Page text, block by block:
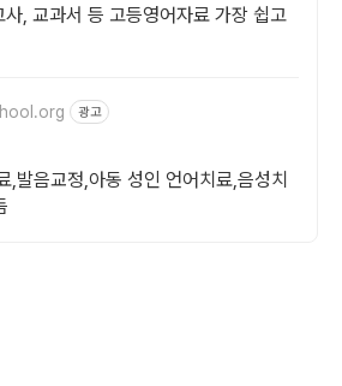
, 교과서 등 고등영어자료 가장 쉽고
광고
,발음교정,아동 성인 언어치료,음성치